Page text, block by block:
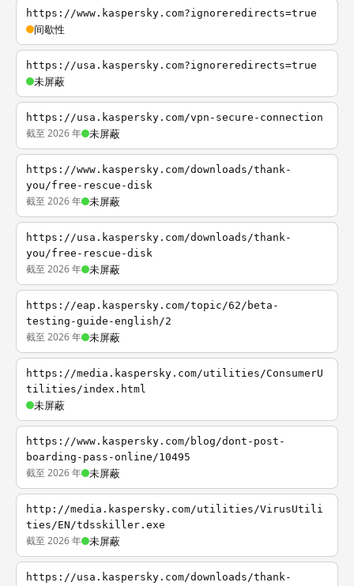
https://www.kaspersky.com?ignoreredirects=true
间歇性
https://usa.kaspersky.com?ignoreredirects=true
未屏蔽
https://usa.kaspersky.com/vpn-secure-connection
截至 2026 年 未屏蔽
https://www.kaspersky.com/downloads/thank-
you/free-rescue-disk
截至 2026 年 未屏蔽
https://usa.kaspersky.com/downloads/thank-
you/free-rescue-disk
截至 2026 年 未屏蔽
https://eap.kaspersky.com/topic/62/beta-
testing-guide-english/2
截至 2026 年 未屏蔽
https://media.kaspersky.com/utilities/ConsumerU
tilities/index.html
未屏蔽
https://www.kaspersky.com/blog/dont-post-
boarding-pass-online/10495
截至 2026 年 未屏蔽
http://media.kaspersky.com/utilities/VirusUtili
ties/EN/tdsskiller.exe
截至 2026 年 未屏蔽
https://usa.kaspersky.com/downloads/thank-